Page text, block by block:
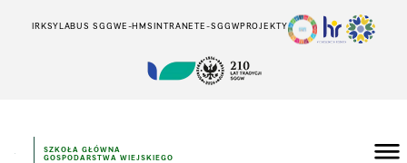
IRKSYLABUS SGGWE-HMSINTRANETE-SGGWPROJEKTY
SZKOŁA GŁÓWNA
GOSPODARSTWA WIEJSKIEGO